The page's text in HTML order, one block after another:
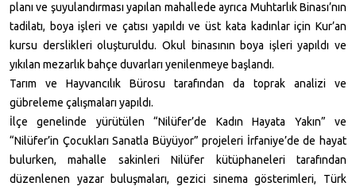
planı ve şuyulandırması yapılan mahallede ayrıca Muhtarlık Binası’nın
tadilatı, boya işleri ve çatısı yapıldı ve üst kata kadınlar için Kur’an
kursu derslikleri oluşturuldu. Okul binasının boya işleri yapıldı ve
yıkılan mezarlık bahçe duvarları yenilenmeye başlandı.
Tarım ve Hayvancılık Bürosu tarafından da toprak analizi ve
gübreleme çalışmaları yapıldı.
İlçe genelinde yürütülen “Nilüfer’de Kadın Hayata Yakın” ve
“Nilüfer’in Çocukları Sanatla Büyüyor” projeleri İrfaniye’de de hayat
bulurken, mahalle sakinleri Nilüfer kütüphaneleri tarafından
düzenlenen yazar buluşmaları, gezici sinema gösterimleri, Türk